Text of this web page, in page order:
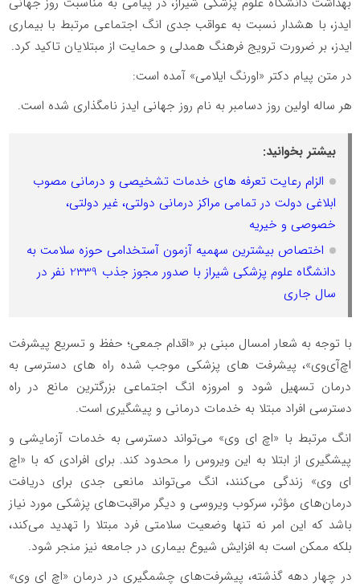
ایدز، با هشدار نسبت به عواقب جدی انگ اجتماعی مرتبط با بیماری
ایدز، بر ضرورت ترویج فرهنگ همدلی و حمایت از مبتلایان تاکید کرد.
در متن پیام دکتر «اورنگ ایلامی» آمده است:
هر ساله اولین روز دسامبر به نام روز جهانی ایدز نامگذاری شده است.
بیشتر بخوانید:
الزام رعایت تعرفه های خدمات تشخیصی و درمانی مصوب
ابلاغی دولت در تمامی مراکز درمانی دولتی، غیر دولتی،
خصوصی و خیریه
اختصاص بیشترین سهمیه آزمون آستخدامی حوزه سلامت به
دانشگاه علوم پزشکی شیراز با صدور مجوز جذب 2339 نفر در
سال جاری
با توجه به شعار امسال مبنی بر «اقدام جمعی؛ حفظ و تسریع پیشرفت
اچ‌آی‌وی»، پیشرفت های پزشکی موجب شده راه های دسترسی به
درمان تسهیل شود و امروزه انگ اجتماعی بزرگترین مانع در راه
دسترسی افراد مبتلا به خدمات درمانی و پیشگیری است.
انگ مرتبط با «اچ ای وی» می‌تواند دسترسی به خدمات آزمایشی و
پیشگیری از ابتلا به این ویروس را محدود کند. برای افرادی که با «اچ
ای وی» زندگی می‌کنند، انگ می‌تواند مانعی جدی برای دریافت
درمان‌های مؤثر، سرکوب ویروسی و دیگر مراقبت‌های پزشکی مورد نیاز
باشد که این امر نه تنها وضعیت سلامتی فرد مبتلا را تهدید می‌کند،
بلکه ممکن است به افزایش شیوع بیماری در جامعه نیز منجر شود.
در چهار دهه‌ گذشته، پیشرفت‌های چشمگیری در درمان «اچ ای وی»